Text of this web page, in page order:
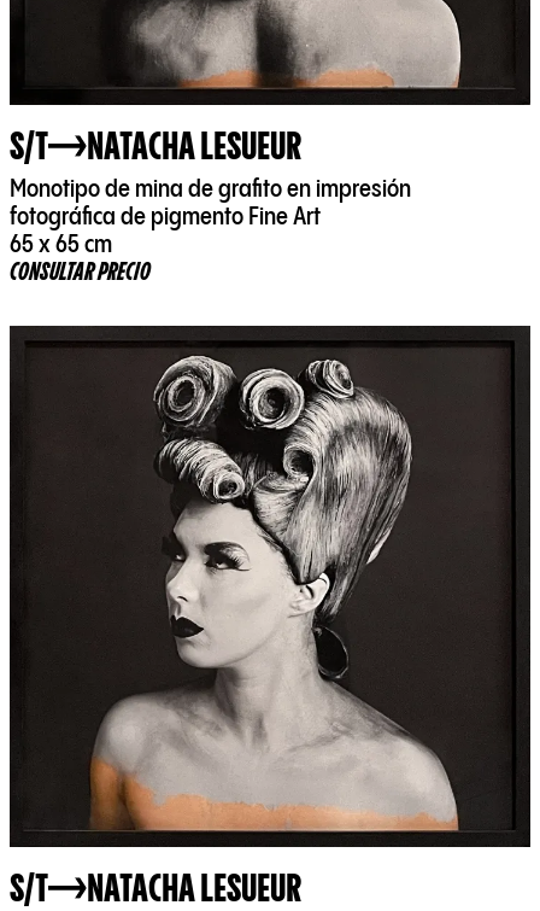
S/T NATACHA LESUEUR
Monotipo de mina de grafito en impresión
fotográfica de pigmento Fine Art
65 x 65 cm
CONSULTAR PRECIO
S/T NATACHA LESUEUR